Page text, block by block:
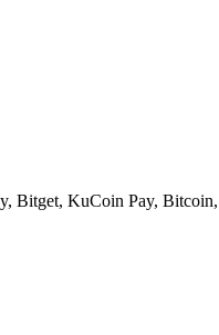
Bitget, KuCoin Pay,